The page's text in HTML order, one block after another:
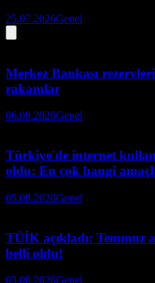
25.07.2026Genel
Merkez Bankası
rakamlar
06.08.2026Genel
Türkiye'de internet
oldu: En çok hangi
05.08.2026Genel
TÜİK açıkladı: Temmuz
belli oldu!
03.08.2026Genel